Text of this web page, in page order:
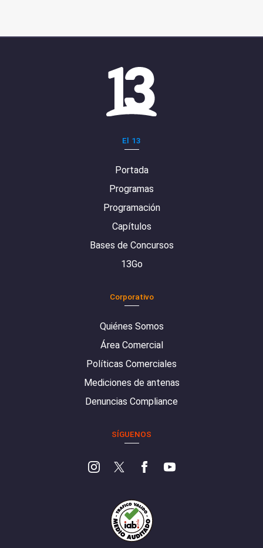
El 13
Portada
Programas
Programación
Capítulos
Bases de Concursos
13Go
Corporativo
Quiénes Somos
Área Comercial
Políticas Comerciales
Mediciones de antenas
Denuncias Compliance
SÍGUENOS